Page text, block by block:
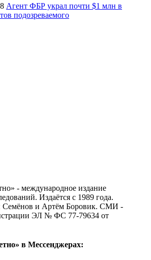
Агент ФБР украл почти $1 млн в
подозреваемого
- международное издание
Издаётся с 1989 года.
Семёнов и Артём Боровик. CМИ -
ЭЛ № ФС 77-79634 от
в Мессенджерах: